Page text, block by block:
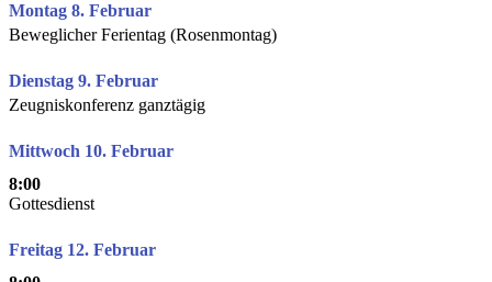
Montag 8. Februar
Beweglicher Ferientag (Rosenmontag)
Dienstag 9. Februar
Zeugniskonferenz ganztägig
Mittwoch 10. Februar
8:00
Gottesdienst
Freitag 12. Februar